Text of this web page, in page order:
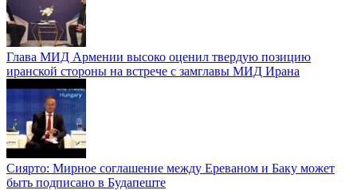
Глава МИД Армении высоко оценил твердую позицию
иранской стороны на встрече с замглавы МИД Ирана
Сиярто: Мирное соглашение между Ереваном и Баку может
быть подписано в Будапеште